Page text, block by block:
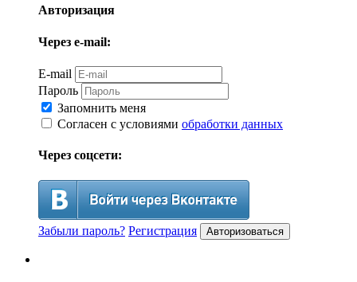
Авторизация
Через e-mail:
E-mail
Пароль
Запомнить меня
Согласен с условиями обработки данных
Через соцсети:
Забыли пароль? Регистрация Авторизоваться